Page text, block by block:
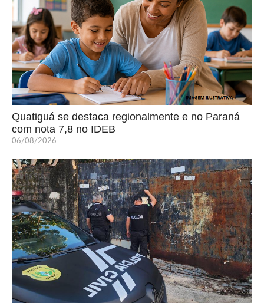
Quatiguá se destaca regionalmente e no Paraná
com nota 7,8 no IDEB
06/08/2026